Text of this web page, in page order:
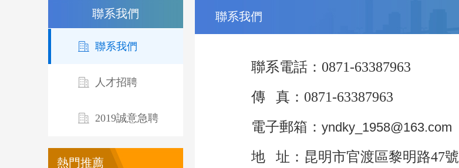
聯系我們
聯系我們
人才招聘
2019誠意急聘
熱門推薦
聯系我們
聯系電話：0871-63387963
傳 真：0871-63387963
電子郵箱： yndky_1958@163.com
地 址：昆明市官渡區黎明路47號